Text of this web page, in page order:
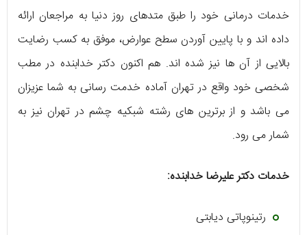
خدمات درمانی خود را طبق متدهای روز دنیا به مراجعان ارائه
داده‌ اند و با پایین آوردن سطح عوارض، موفق به کسب رضایت
بالایی از آن ها نیز شده‌ اند. هم اکنون دکتر خدابنده در مطب
شخصی خود واقع در تهران آماده خدمت رسانی به شما عزیزان
می‌ باشد و از برترین‌ های رشته شبکیه چشم در تهران نیز به
شمار می‌ رود.
خدمات دکتر علیرضا خدابنده:
رتینوپاتی دیابتی